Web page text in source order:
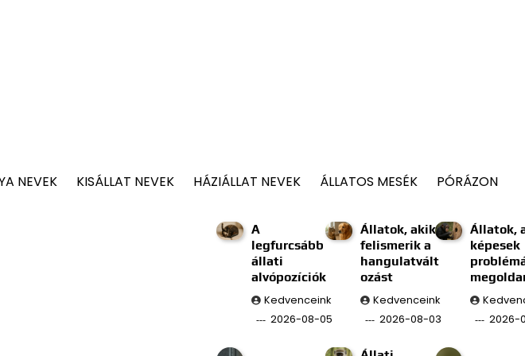
NEVEK KISÁLLAT NEVEK HÁZIÁLLAT NEVEK ÁLLATOS MESÉK PÓRÁZON
A
legfurcsább
állati
alvópozíciók
Kedvenceink
2026-08-05
Állatok, akik
felismerik a
hangulatvált
ozást
Kedvenceink
2026-08-03
Állatok,
képesek
2026-